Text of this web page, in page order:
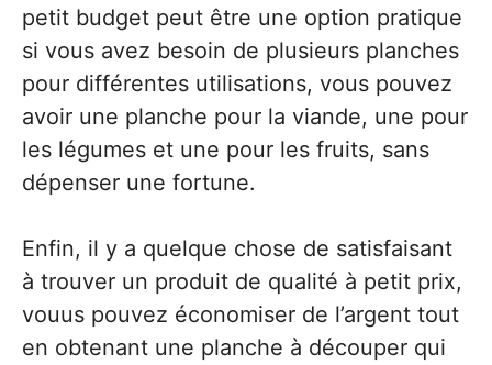
petit budget peut être une option pratique
si vous avez besoin de plusieurs planches
pour différentes utilisations, vous pouvez
avoir une planche pour la viande, une pour
les légumes et une pour les fruits, sans
dépenser une fortune.
Enfin, il y a quelque chose de satisfaisant
à trouver un produit de qualité à petit prix,
vouus pouvez économiser de l’argent tout
en obtenant une planche à découper qui